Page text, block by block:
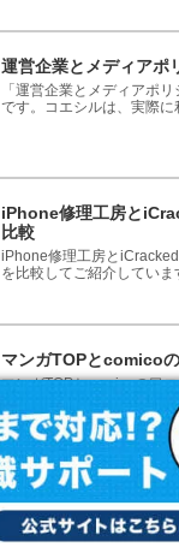
なく、悪い口コミもしっか
さい。
運営企業とメディアポ
「運営企業とメディアポ
です。コエシルは、実際に
なく、悪い口コミもしっか
さい。
iPhone修理工房と
比較
iPhone修理工房と
を比較してご紹介していま
て、iPhone修理工房と
マンガTOPとcomico
マンガTOPとcomicoの口
してご紹介しています。ど
も実際を利用した方の評判
ところと悪いところどちら
TOPとcomicoのどちらを
てください。
アイサポとiCrackedの
アイサポとiCrackedの口